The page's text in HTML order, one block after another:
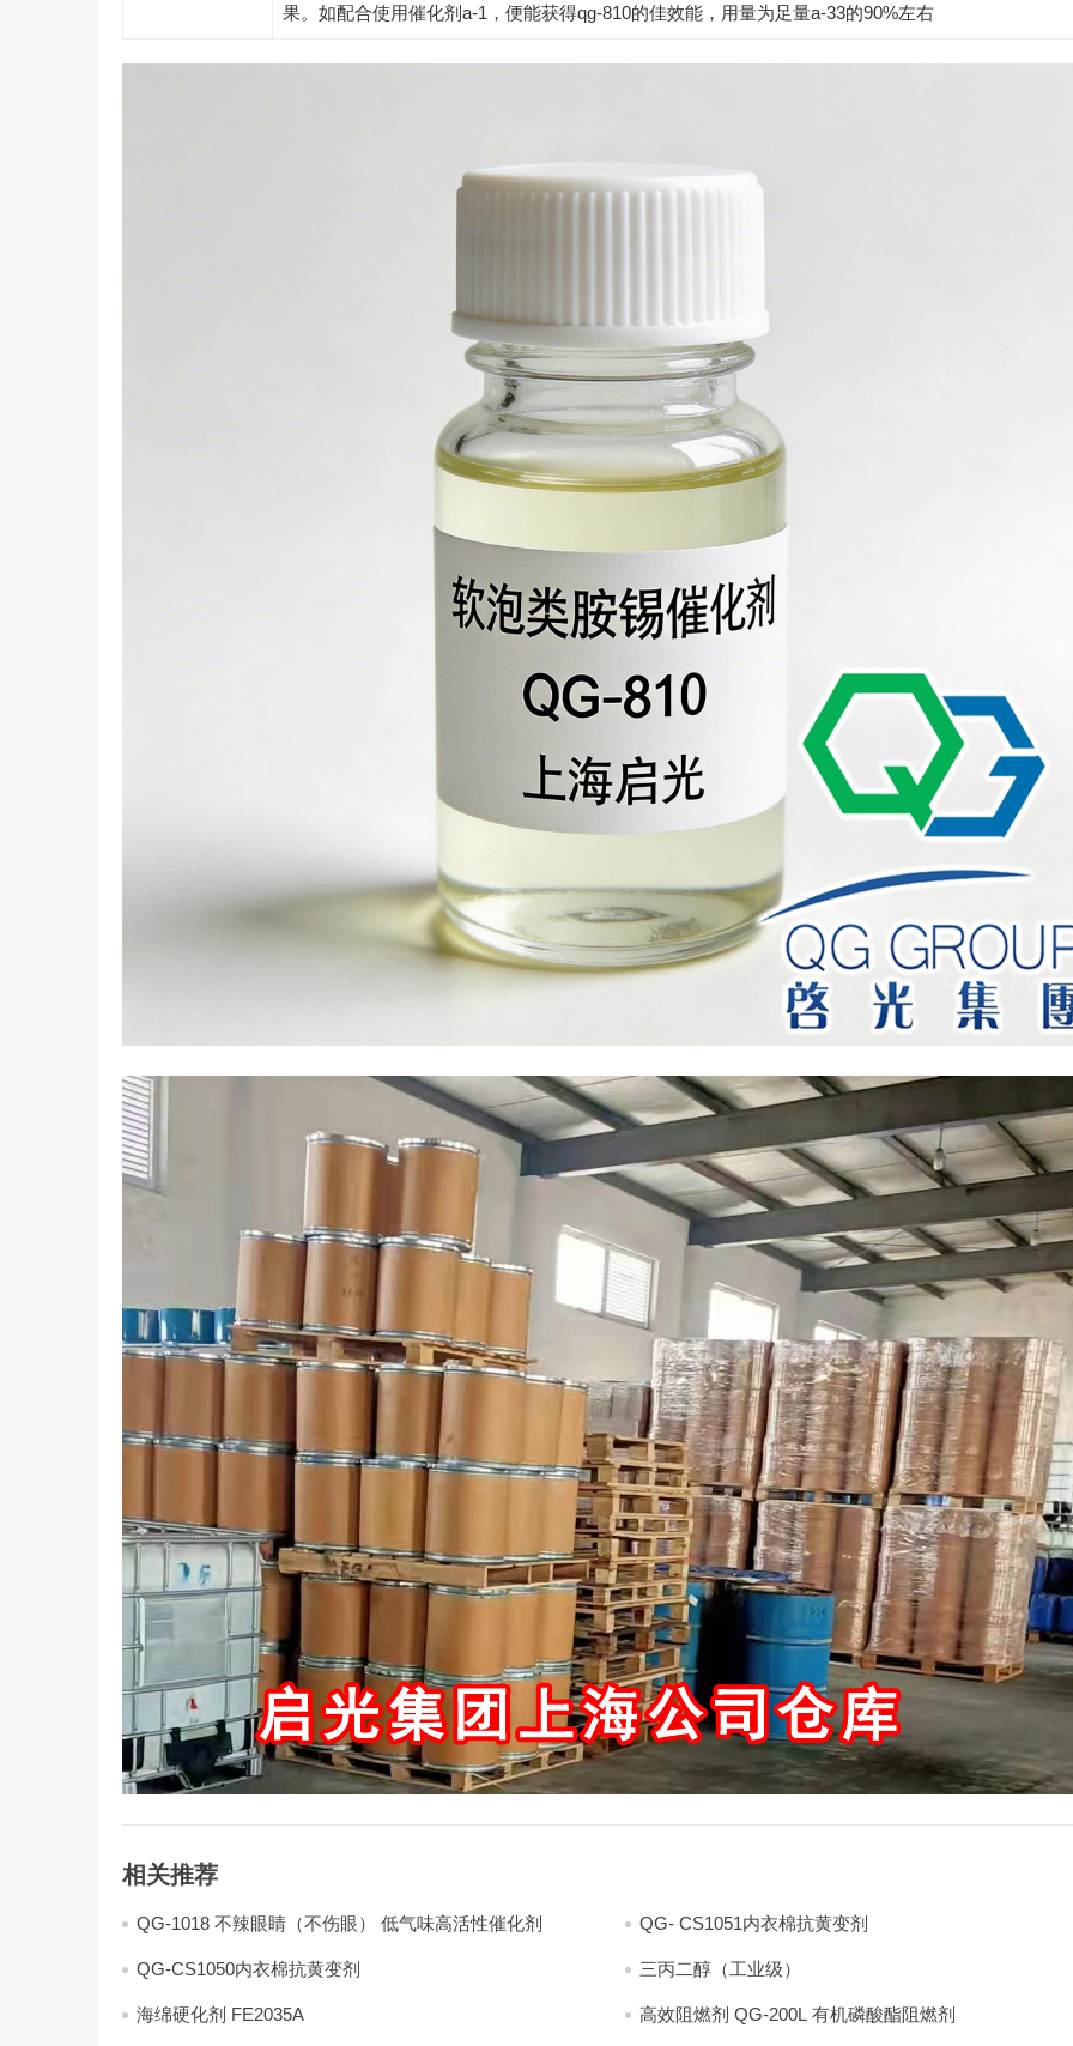
果。如配合使用催化剂a-1，便能获得qg-810的佳效能，用量为足量a-33的90%左右
相关推荐
QG-1018 不辣眼睛（不伤眼） 低气味高活性催化剂 QG- CS1051内衣棉抗黄变剂
QG-CS1050内衣棉抗黄变剂 三丙二醇（工业级）
海绵硬化剂 FE2035A 高效阻燃剂 QG-200L 有机磷酸酯阻燃剂